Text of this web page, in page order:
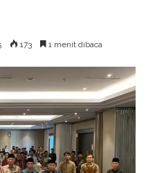
173 1 menit dibaca